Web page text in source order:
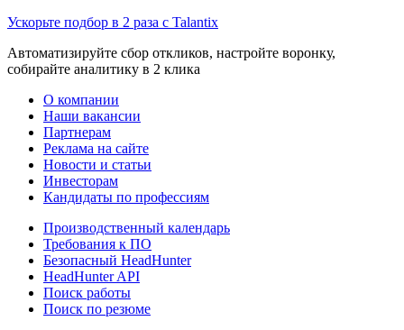
Ускорьте подбор в 2 раза с Talantix
Автоматизируйте сбор откликов, настройте воронку,
собирайте аналитику в 2 клика
О компании
Наши вакансии
Партнерам
Реклама на сайте
Новости и статьи
Инвесторам
Кандидаты по профессиям
Производственный календарь
Требования к ПО
Безопасный HeadHunter
HeadHunter API
Поиск работы
Поиск по резюме